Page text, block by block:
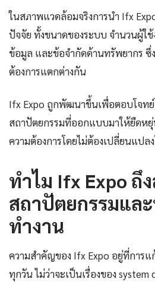
ในสภาพแวดล้อมจริงการนำ Ifx
ปัจจัย ทั้งขนาดของระบบ จำนวนผู้ใ
ข้อมูล และข้อจำกัดด้านทรัพยากร ซึ่
ต้องการแตกต่างกัน
Ifx Expo ถูกพัฒนาขึ้นเพื่อตอบโจทย์
สถาปัตยกรรมที่ออกแบบมาให้ยืดห
ความต้องการโดยไม่ต้องเปลี่ยนแปล
ทำไม Ifx Expo ถึ
สถาปัตยกรรมแล
ทำงาน
ความสำคัญของ Ifx Expo อยู่ที่การ
ทุกวัน ไม่ว่าจะเป็นเรื่องของ system